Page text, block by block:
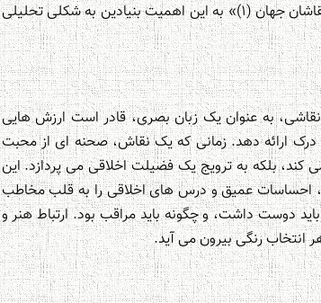
درک پیچیدگی های انسان و جامعه یاری رسانند. کتاب «کودکان در آثار نقاشان جهان (۱)» به این اهمیت بنیادین به شکلی تحلیلی
نقاشی، به عنوان یک زبان بصری، قادر است ارزش هایی
ارائه دهد. زمانی که یک نقاش، صحنه ای از محبت
کند، بلکه به ترویج یک فضیلت اخلاقی می پردازد. این
احساسات عمیق و درس های اخلاقی را به قلب مخاطب
دوست داشت، و چگونه باید مراقب بود. ارتباط هنر و
انتخاب رنگی بیرون می آید.